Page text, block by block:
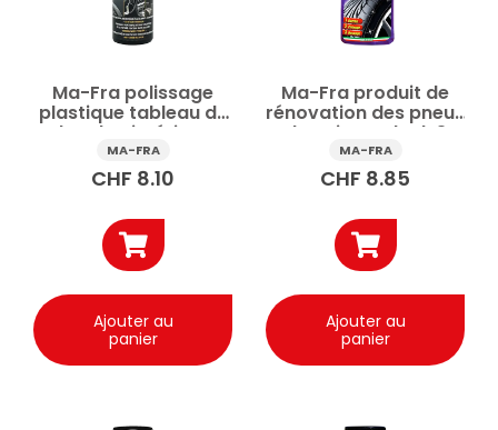
Ma-Fra polissage
plastique tableau de
bord et intérieur
Diamantplast
Dressing Pro 250ml
MA-FRA
CHF 8.10
Ajouter au
panier
Ma-Fra produit de
rénovation des pneus
de voiture Black 3
Plus spray 500 ml
MA-FRA
CHF 8.85
Ajouter au
panier